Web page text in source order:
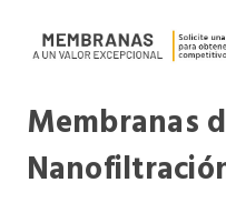
Membranas